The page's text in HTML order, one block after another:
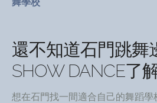
還不知道石門跳舞
SHOW DANCE了
想在石門找一間適合自己的舞蹈